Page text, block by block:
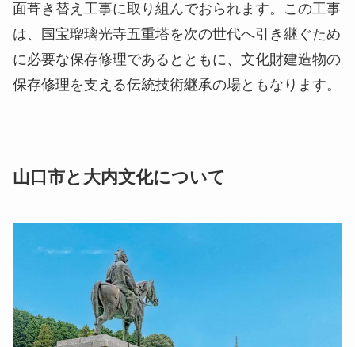
面葺き替え工事に取り組んでおられます。この工事
は、国宝瑠璃光寺五重塔を次の世代へ引き継ぐため
に必要な保存修理であるとともに、文化財建造物の
保存修理を支える伝統技術継承の場ともなります。
山口市と大内文化について